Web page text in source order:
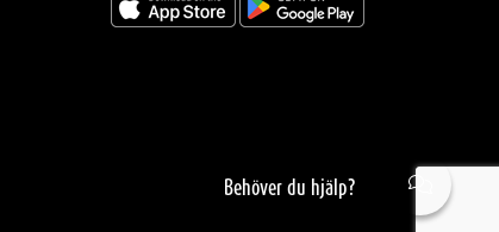
Behöver du hjälp?